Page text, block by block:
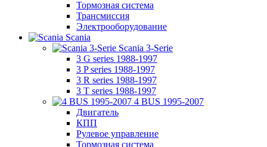
Тормозная система
Трансмиссия
Электрооборудование
Scania
Scania 3-Serie
3 G series 1988-1997
3 P series 1988-1997
3 R series 1988-1997
3 T series 1988-1997
4 BUS 1995-2007
Двигатель
КПП
Рулевое управление
Тормозная система